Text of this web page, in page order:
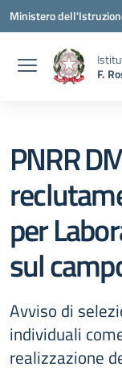
Vai ai contenuti
Vai al menu di
Vai al footer
Ministero
F.
PNRR
per
sul
Avviso di
individuali
realizzazione